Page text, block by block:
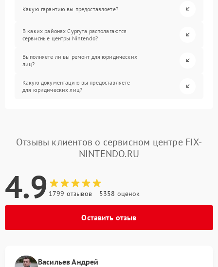
Какую гарантию вы предоставляете?
В каких районах Сургута располагаются
сервисные центры Nintendo?
Выполняете ли вы ремонт для юридических
лиц?
Какую документацию вы предоставляете
для юридических лиц?
Отзывы клиентов о сервисном центре FIX-
NINTENDO.RU
4.9 1799 отзывов 5358 оценок
Оставить отзыв
Васильев Андрей